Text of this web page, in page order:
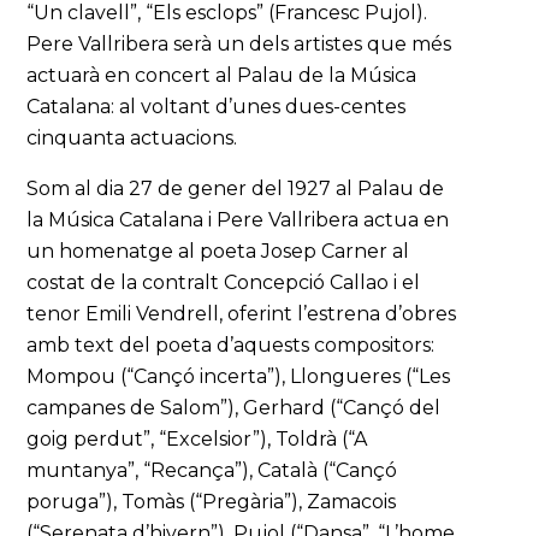
“Un clavell”, “Els esclops” (Francesc Pujol).
Pere Vallribera serà un dels artistes que més
actuarà en concert al Palau de la Música
Catalana: al voltant d’unes dues-centes
cinquanta actuacions.
Som al dia 27 de gener del 1927 al Palau de
la Música Catalana i Pere Vallribera actua en
un homenatge al poeta Josep Carner al
costat de la contralt Concepció Callao i el
tenor Emili Vendrell, oferint l’estrena d’obres
amb text del poeta d’aquests compositors:
Mompou (“Cançó incerta”), Llongueres (“Les
campanes de Salom”), Gerhard (“Cançó del
goig perdut”, “Excelsior”), Toldrà (“A
muntanya”, “Recança”), Català (“Cançó
poruga”), Tomàs (“Pregària”), Zamacois